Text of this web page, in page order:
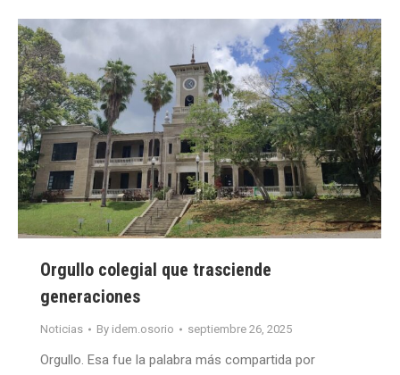
Orgullo colegial que trasciende
generaciones
Noticias By idem.osorio septiembre 26, 2025
Orgullo. Esa fue la palabra más compartida por